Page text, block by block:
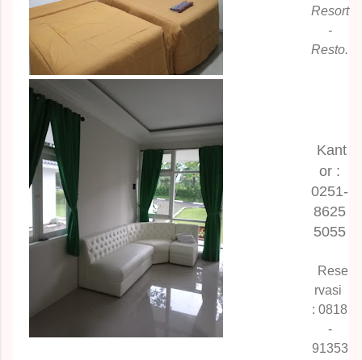
Resort
-
Resto.
Kant
or :
0251-
8625
5055
Rese
rvasi
: 0818
-
91353